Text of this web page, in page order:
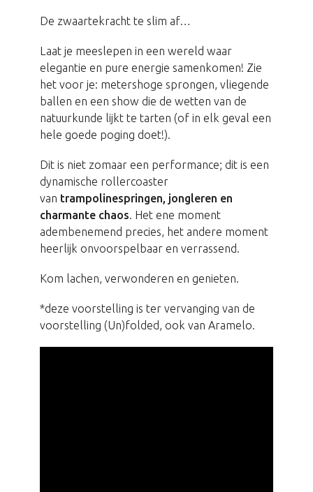
De zwaartekracht te slim af…
Laat je meeslepen in een wereld waar
elegantie en pure energie samenkomen! Zie
het voor je: metershoge sprongen, vliegende
ballen en een show die de wetten van de
natuurkunde lijkt te tarten (of in elk geval een
hele goede poging doet!).
Dit is niet zomaar een performance; dit is een
dynamische rollercoaster
van trampolinespringen, jongleren en
charmante chaos. Het ene moment
adembenemend precies, het andere moment
heerlijk onvoorspelbaar en verrassend.
Kom lachen, verwonderen en genieten.
*deze voorstelling is ter vervanging van de
voorstelling (Un)folded, ook van Aramelo.